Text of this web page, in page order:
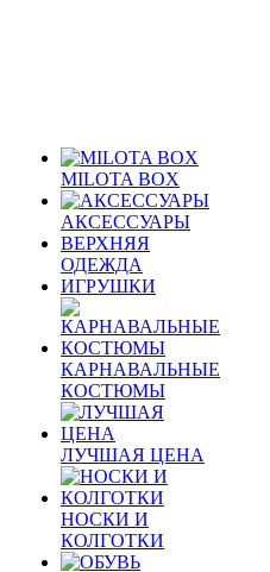
MILOTA BOX
АКСЕССУАРЫ
ВЕРХНЯЯ
ОДЕЖДА
ИГРУШКИ
КАРНАВАЛЬНЫЕ
КОСТЮМЫ
ЛУЧШАЯ ЦЕНА
НОСКИ И
КОЛГОТКИ